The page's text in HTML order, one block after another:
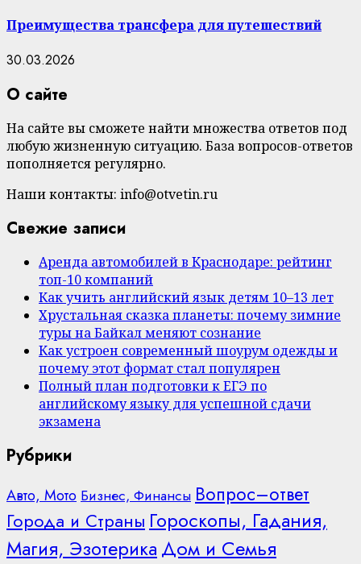
Преимущества трансфера для путешествий
30.03.2026
О сайте
На сайте вы сможете найти множества ответов под
любую жизненную ситуацию. База вопросов-ответов
пополняется регулярно.
Наши контакты: info@otvetin.ru
Свежие записи
Аренда автомобилей в Краснодаре: рейтинг
топ-10 компаний
Как учить английский язык детям 10–13 лет
Хрустальная сказка планеты: почему зимние
туры на Байкал меняют сознание
Как устроен современный шоурум одежды и
почему этот формат стал популярен
Полный план подготовки к ЕГЭ по
английскому языку для успешной сдачи
экзамена
Рубрики
Авто, Мото Бизнес, Финансы Вопрос–ответ
Города и Страны Гороскопы, Гадания,
Магия, Эзотерика Дом и Семья